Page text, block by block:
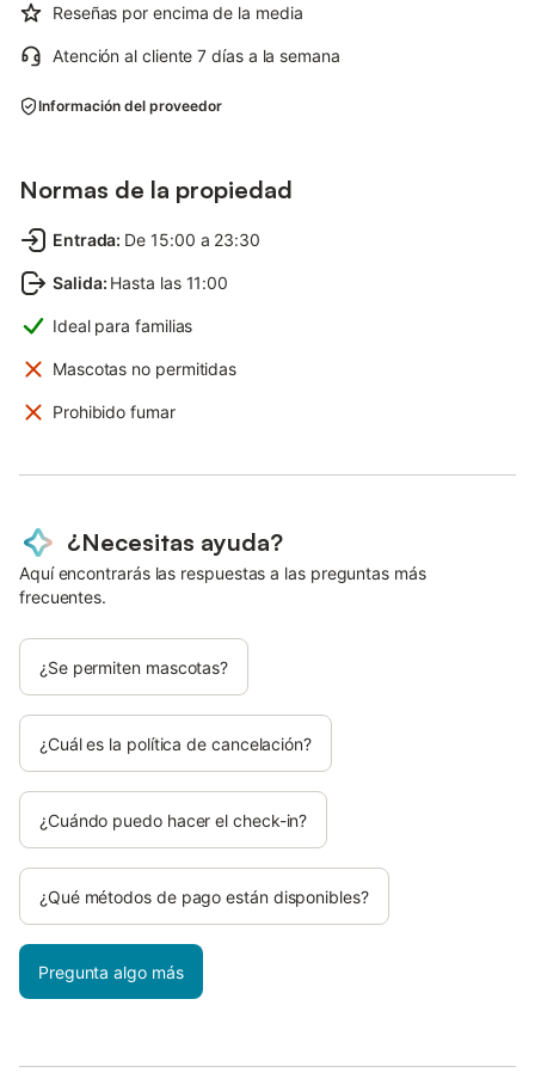
Reseñas por encima de la media
Atención al cliente 7 días a la semana
Información del proveedor
Normas de la propiedad
Entrada: De 15:00 a 23:30
Salida: Hasta las 11:00
Ideal para familias
Mascotas no permitidas
Prohibido fumar
¿Necesitas ayuda?
Aquí encontrarás las respuestas a las preguntas más
frecuentes.
¿Se permiten mascotas?
¿Cuál es la política de cancelación?
¿Cuándo puedo hacer el check-in?
¿Qué métodos de pago están disponibles?
Pregunta algo más